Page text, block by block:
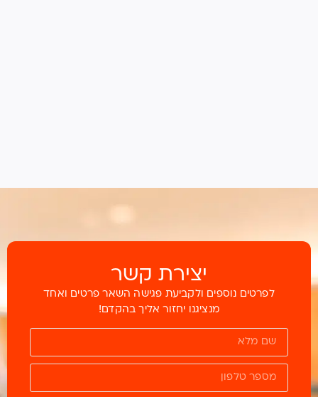
יצירת קשר
לפרטים נוספים ולקביעת פגישה השאר פרטים ואחד
מנציגנו יחזור אליך בהקדם!